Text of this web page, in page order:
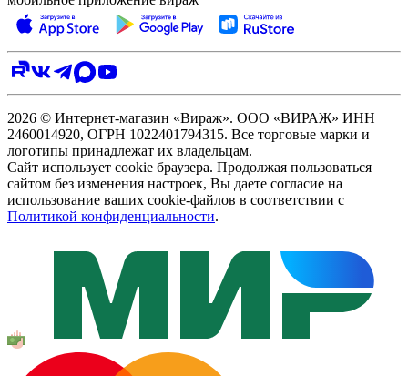
2026 © Интернет-магазин «Вираж». ООО «ВИРАЖ» ИНН
2460014920, ОГРН 1022401794315. Все торговые марки и
логотипы принадлежат их владельцам.
Сайт использует cookie браузера. Продолжая пользоваться
сайтом без изменения настроек, Вы даете согласие на
использование ваших cookie-файлов в соответствии с
Политикой конфиденциальности.